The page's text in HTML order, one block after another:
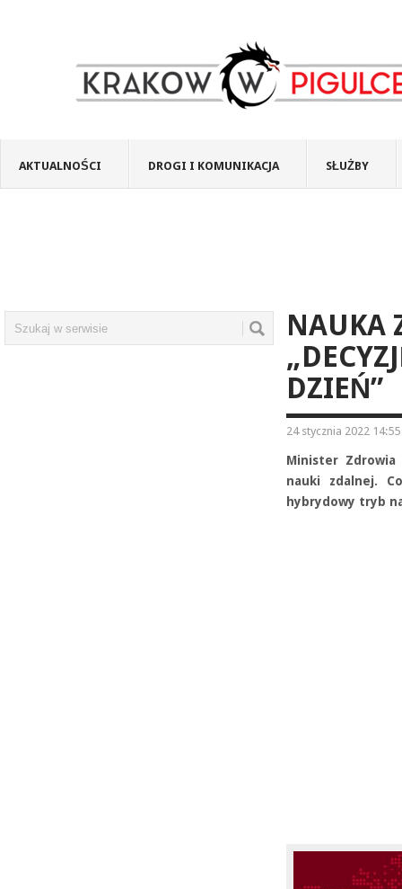
AKTUALNOŚCI DROGI I KOMUNIKACJA SŁUŻBY
NAUKA
DZIEŃ”
24 stycznia 2022 14:55
Minister Zdrowia
nauki zdalnej.
hybrydowy tryb